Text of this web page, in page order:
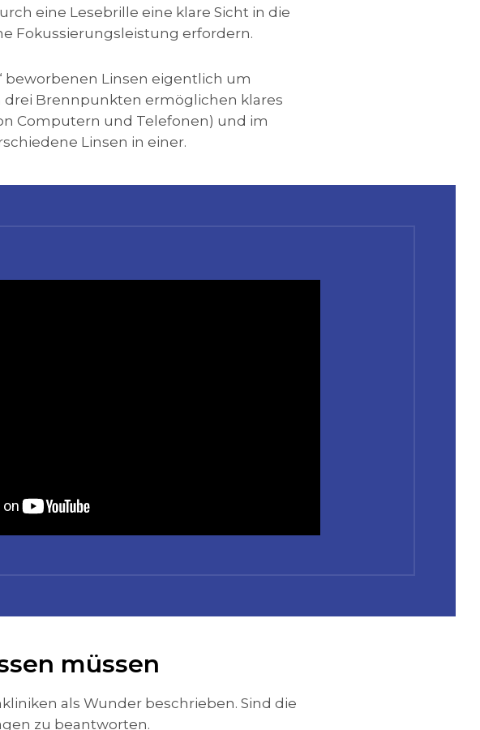
eine Lesebrille eine klare Sicht in die
Fokussierungsleistung erfordern.
beworbenen Linsen eigentlich um
Brennpunkten ermöglichen klares
Computern und Telefonen) und im
Linsen in einer.
müssen
als Wunder beschrieben. Sind die
zu beantworten.